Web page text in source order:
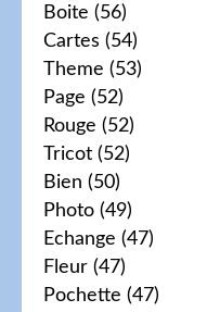
Boite (56)
Cartes (54)
Theme (53)
Page (52)
Rouge (52)
Tricot (52)
Bien (50)
Photo (49)
Echange (47)
Fleur (47)
Pochette (47)